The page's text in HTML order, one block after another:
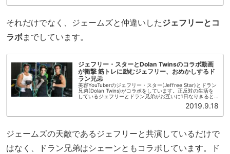
それだけでなく、ジェームズと仲違いしたジェフリーとコ
ラボまでしています。
ジェフリー・スターとDolan Twinsのコラボ動画
が衝撃 筋トレに励むジェフリー、おめかしするド
ラン兄弟
美容YouTuberのジェフリー・スター(Jeffree Star)とドラン
兄弟(Dolan Twins)がコラボをしています。正反対の生活を
しているジェフリーとドラン兄弟がお互いに1日なりきると
いう企画です。ジェフリー・スターはレッドブル...2019.9.18
ジェームズの天敵であるジェフリーと共演しているだけで
はなく、ドラン兄弟はシェーンともコラボしています。ド